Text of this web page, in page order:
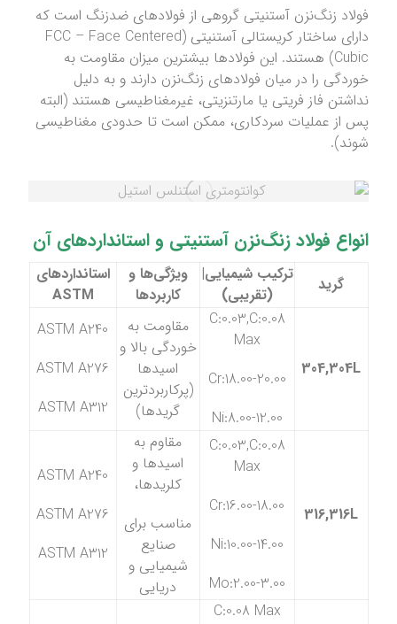
فولاد زنگ‌نزن آستنیتی گروهی از فولادهای ضدزنگ است که
دارای ساختار کریستالی آستنیتی (FCC – Face Centered
Cubic) هستند. این فولادها بیشترین میزان مقاومت به
خوردگی را در میان فولادهای زنگ‌نزن دارند و به دلیل
نداشتن فاز فریتی یا مارتنزیتی، غیرمغناطیسی هستند (البته
پس از عملیات سردکاری، ممکن است تا حدودی مغناطیسی
شوند).
انواع فولاد زنگ‌نزن آستنیتی و استانداردهای آن
گرید
ترکیب شیمیایی|
(تقریبی)
ویژگی‌ها و
کاربردها
استانداردهای
ASTM
304,304L
C:0.03,C:0.08
Max
Cr:18.00-20.00
Ni:8.00-12.00
مقاومت به
خوردگی بالا و
اسیدها
(پرکاربردترین
گریدها)
ASTM A240
ASTM A276
ASTM A312
316,316L
C:0.03,C:0.08
Max
Cr:16.00-18.00
Ni:10.00-14.00
Mo:2.00-3.00
مقاوم به
اسیدها و
کلریدها،
مناسب برای
صنایع
شیمیایی و
دریایی
ASTM A240
ASTM A276
ASTM A312
C:0.08 Max